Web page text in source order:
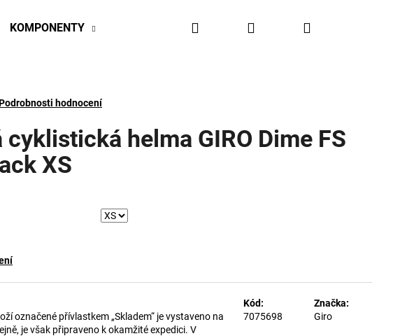
KOMPONENTY BIKESPORT EVENTY BIKESPORTUL VÝHODY
Hledat PřihlášeníNákupní
hodnocení
cyklistická helma GIRO Dime FS
XS
označené přívlastkem „Skladem“ je vystaveno na
je však připraveno k okamžité expedici. V
Kód:
7075698
Značka:
Giro